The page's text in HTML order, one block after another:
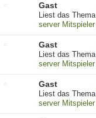
Gast
Liest das Thema
server
Gast
Liest das Thema
server
Gast
Liest das Thema
server